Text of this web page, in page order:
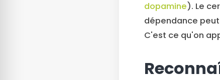
dopamine). Le
dépendance
C'est ce qu'on